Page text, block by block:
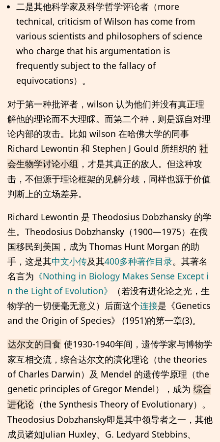
二是其他科学家及科学哲学评论者（more
technical, criticism of Wilson has come from
various scientists and philosophers of science
who charge that his argumentation is
frequently subject to the fallacy of
equivocations）。
对于第一种批评者，wilson 认为他们并没有真正理
解他的理论而不大理睬。而第二个种，则是源自对理
论内部的攻击。比如 wilson 在哈佛大学的同事
Richard Lewontin 和 Stephen J Gould 所组织的 社
会生物学讨论小组 ，才是其真正的敌人。但这种攻
击，不但源于理论框架的见解分歧，同样也源于价值
判断上的立场差异。
Richard Lewontin 是 Theodosius Dobzhansky 的学
生。Theodosius Dobzhansky（1900—1975）在俄
国移民到美国，成为 Thomas Hunt Morgan 的助
手，这是其中文小传及其400多种著作目录。其著名
名言为 《Nothing in Biology Makes Sense Except i
n the Light of Evolution》
（若没有进化论之光，生
物学的一切便毫无意义）后面这个连接是《Genetics
and the Origin of Species》 (1951)的第一章(3)。
达尔文的日食 使1930-1940年间，遗传学家与博物学
家互相交流，综合达尔文的演化理论（the theories
of Charles Darwin）及 Mendel 的遗传学原理（the
genetic principles of Gregor Mendel），成为 综合
进化论 （the Synthesis Theory of Evolutionary）。
Theodosius Dobzhansky即是其中领导者之一，其他
成员诸如Julian Huxley、G. Ledyard Stebbins、